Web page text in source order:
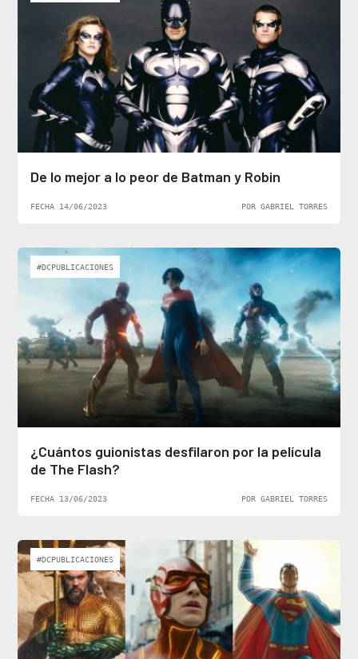
De lo mejor a lo peor de Batman y Robin
FECHA 14/06/2023 POR GABRIEL TORRES
#DCPUBLICACIONES
¿Cuántos guionistas desfilaron por la película
de The Flash?
FECHA 13/06/2023 POR GABRIEL TORRES
#DCPUBLICACIONES